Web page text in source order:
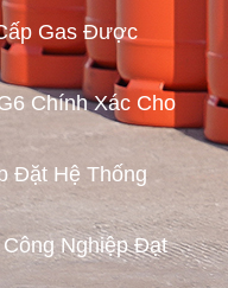
Gas Được
Chính Xác Cho
Đặt Hệ Thống
Nghiệp Đạt